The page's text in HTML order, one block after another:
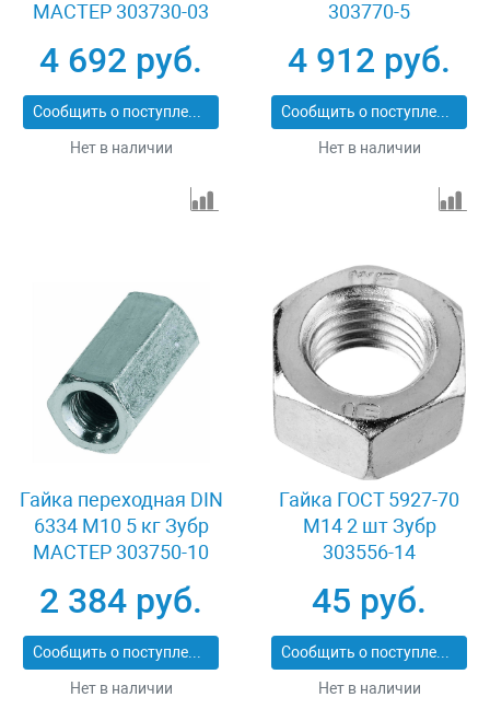
МАСТЕР 303730-03
4 692 руб.
Сообщить о поступлении
Нет в наличии
303770-5
4 912 руб.
Сообщить о поступлении
Нет в наличии
Гайка переходная DIN
6334 M10 5 кг Зубр
МАСТЕР 303750-10
2 384 руб.
Сообщить о поступлении
Нет в наличии
Гайка ГОСТ 5927-70
M14 2 шт Зубр
303556-14
45 руб.
Сообщить о поступлении
Нет в наличии